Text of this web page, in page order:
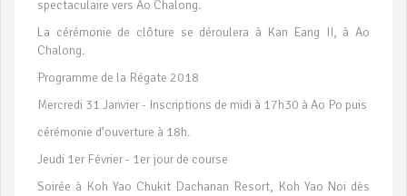
spectaculaire vers Ao Chalong.
La cérémonie de clôture se déroulera à Kan Eang II, à Ao
Chalong.
Programme de la Régate 2018
Mercredi 31 Janvier - Inscriptions de midi à 17h30 à Ao Po puis
cérémonie d’ouverture à 18h.
Jeudi 1er Février - 1er jour de course
Soirée à Koh Yao Chukit Dachanan Resort, Koh Yao Noi dès